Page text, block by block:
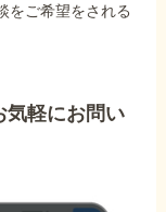
をご希望をされる
気軽にお問い